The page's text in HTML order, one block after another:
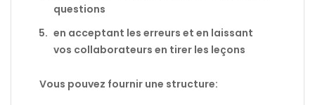
questions
en acceptant les erreurs et en laissant
vos collaborateurs en tirer les leçons
Vous pouvez fournir une structure: